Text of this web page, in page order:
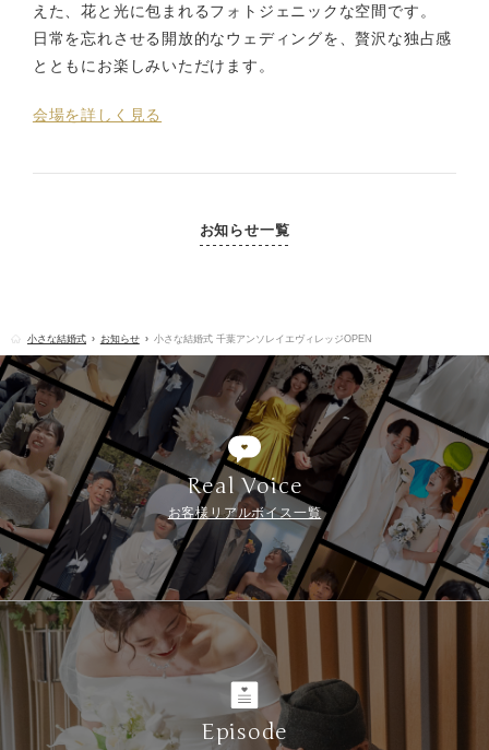
えた、花と光に包まれるフォトジェニックな空間です。
日常を忘れさせる開放的なウェディングを、贅沢な独占感
とともにお楽しみいただけます。
会場を詳しく見る
お知らせ一覧
小さな結婚式 お知らせ 小さな結婚式 千葉アンソレイエヴィレッジOPEN
Real Voice
お客様リアルボイス一覧
Episode